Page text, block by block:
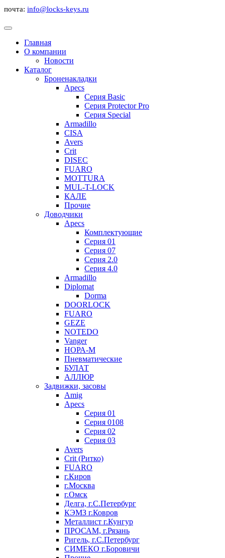
почта: info@locks-keys.ru
Главная
О компании
Новости
Каталог
Броненакладки
Apecs
Серия Basic
Серия Protector Pro
Серия Special
Armadillo
CISA
Avers
Crit
DISEC
FUARO
MOTTURA
MUL-T-LOCK
КАЛЕ
Прочие
Доводчики
Apecs
Комплектующие
Серия 01
Серия 07
Серия 2.0
Серия 4.0
Armadillo
Diplomat
Dorma
DOORLOCK
FUARO
GEZE
NOTEDO
Vanger
НОРА-М
Пневматические
БУЛАТ
АЛЛЮР
Задвижки, засовы
Amig
Apecs
Серия 01
Серия 0108
Серия 02
Серия 03
Avers
Crit (Ритко)
FUARO
г.Киров
г.Москва
г.Омск
Делга, г.С.Петербург
КЭМЗ г.Ковров
Металлист г.Кунгур
ПРОСАМ, г.Рязань
Ригель, г.С.Петербург
СИМЕКО г.Боровичи